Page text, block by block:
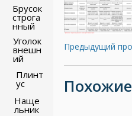
Брусок
строга
нный
Уголок
внешн
ий
Плинт
ус
Наще
льник
Предыдущий